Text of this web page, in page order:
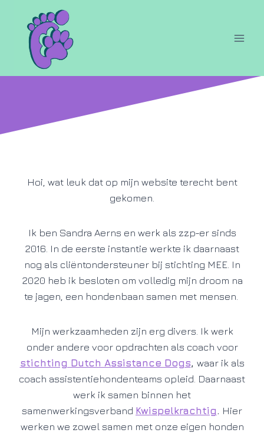
inhoud
Hoi, wat leuk dat op mijn website terecht bent
gekomen.
Ik ben Sandra Aerns en werk als zzp-er sinds
2016. In de eerste instantie werkte ik daarnaast
nog als cliëntondersteuner bij stichting MEE. In
2020 heb ik besloten om volledig mijn droom na
te jagen, een hondenbaan samen met mensen.
Mijn werkzaamheden zijn erg divers. Ik werk
onder andere voor opdrachten als coach voor
stichting Dutch Assistance Dogs, waar ik als
coach assistentiehondenteams opleid. Daarnaast
werk ik samen binnen het
samenwerkingsverband Kwispelkrachtig. Hier
werken we zowel samen met onze eigen honden